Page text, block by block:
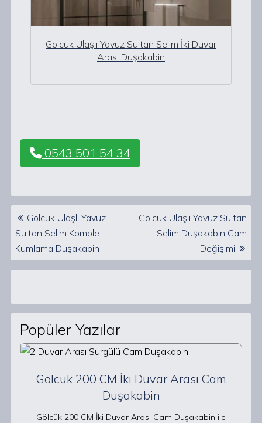
Gölcük Ulaşlı Yavuz Sultan Selim İki Duvar
Arası Duşakabin
0543 501 54 34
Post navigation
Gölcük Ulaşlı Yavuz
Sultan Selim Komple
Kumlama Duşakabin
Gölcük Ulaşlı Yavuz Sultan
Selim Duşakabin Cam
Değişimi
Popüler Yazılar
Gölcük 200 CM İki Duvar Arası Cam
Duşakabin
Gölcük 200 CM İki Duvar Arası Cam Duşakabin ile